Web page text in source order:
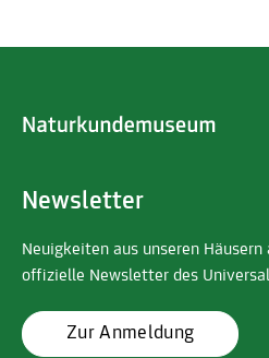
Newsletter
Neuigkeiten aus unseren
offizielle Newsletter des
Zur Anmeldung